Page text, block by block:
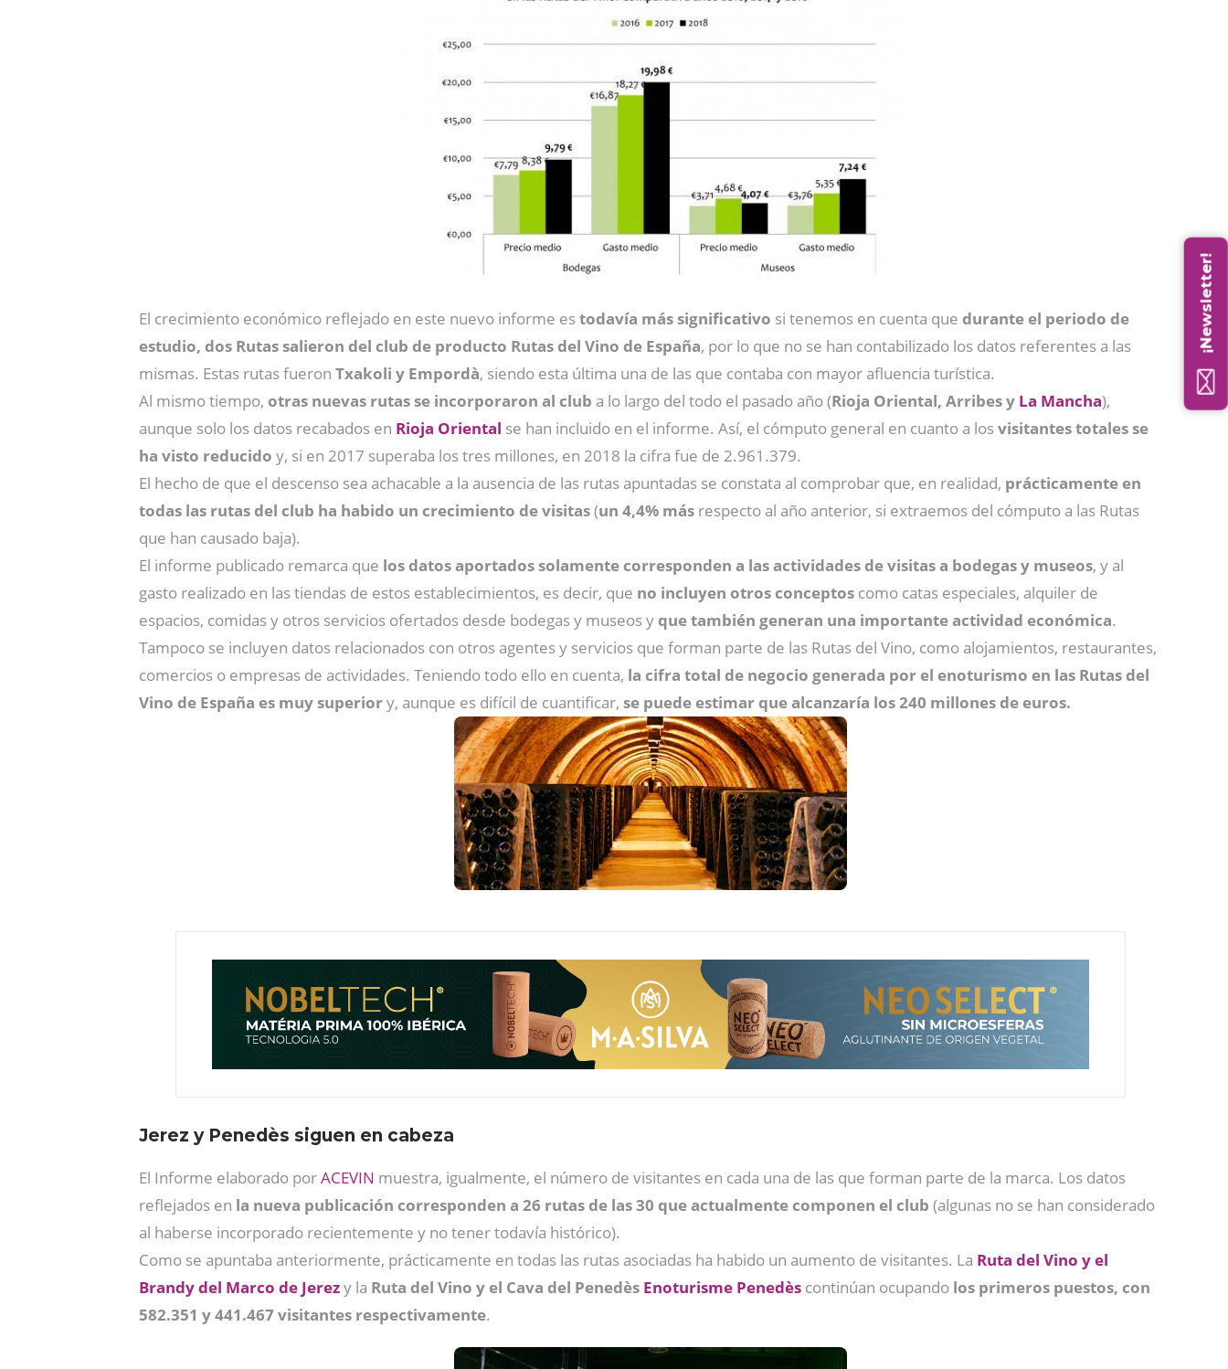
El crecimiento económico reflejado en este nuevo informe estodavía más significativo si tenemos en cuenta que durante el periodo de
estudio, dos Rutas salieron del club de producto Rutas del Vino de España, por lo que no se han contabilizado los datos referentes a las
mismas. Estas rutas fueron Txakoli y Empordà, siendo esta última una de las que contaba con mayor afluencia turística.
Al mismo tiempo, otras nuevas rutas se incorporaron al club a lo largo del todo el pasado año (Rioja Oriental, Arribes y La Mancha),
aunque solo los datos recabados en Rioja Oriental se han incluido en el informe. Así, el cómputo general en cuanto a losvisitantes totales se
ha visto reducido y, si en 2017 superaba los tres millones, en 2018 la cifra fue de 2.961.379.
El hecho de que el descenso sea achacable a la ausencia de las rutas apuntadas se constata al comprobar que, en realidad, prácticamente en
todas las rutas del club ha habido un crecimiento de visitas(un 4,4% más respecto al año anterior, si extraemos del cómputo a las Rutas
que han causado baja).
El informe publicado remarca que los datos aportados solamente corresponden a las actividades de visitas a bodegas y museos, y al
gasto realizado en las tiendas de estos establecimientos, es decir, que no incluyen otros conceptos como catas especiales, alquiler de
espacios, comidas y otros servicios ofertados desde bodegas y museos y que también generan una importante actividad económica.
Tampoco se incluyen datos relacionados con otros agentes y servicios que forman parte de las Rutas del Vino, como alojamientos, restaurantes,
comercios o empresas de actividades. Teniendo todo ello en cuenta, la cifra total de negocio generada por el enoturismo en las Rutas del
Vino de España es muy superiory, aunque es difícil de cuantificar, se puede estimar que alcanzaría los 240 millones de euros.
Jerez y Penedès siguen en cabeza
El Informe elaborado porACEVIN muestra, igualmente, el número de visitantes en cada una de las que forman parte de la marca. Los datos
reflejados en la nueva publicación corresponden a 26 rutas de las 30 que actualmente componen el club (algunas no se han considerado
al haberse incorporado recientemente y no tener todavía histórico).
Como se apuntaba anteriormente, prácticamente en todas las rutas asociadas ha habido un aumento de visitantes. La Ruta del Vino y el
Brandy del Marco de Jerezy la Ruta del Vino y el Cava del Penedès Enoturisme Penedès continúan ocupando los primeros puestos, con
582.351 y 441.467 visitantes respectivamente.
¡Newsletter!